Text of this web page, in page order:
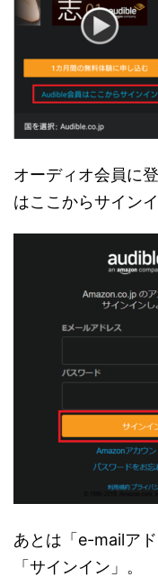
オーディオ会員に
はここからサイン
あとは「e-mailア
「サインイン」。